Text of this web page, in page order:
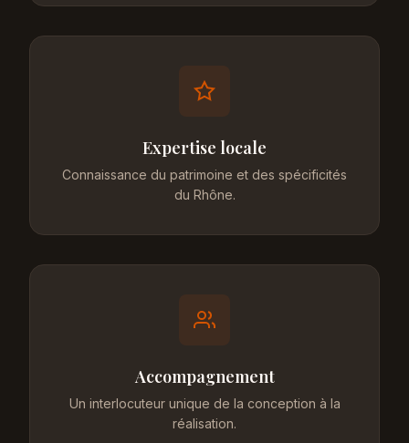
Expertise locale
Connaissance du patrimoine et des spécificités
du Rhône.
Accompagnement
Un interlocuteur unique de la conception à la
réalisation.